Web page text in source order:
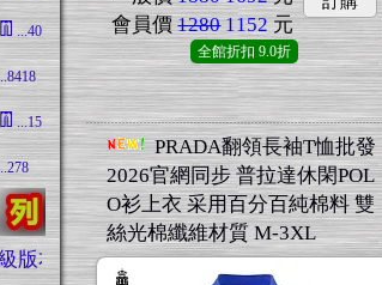
...4045
...1508
...278
版本區💗...1016
會員價 12801152元
全館折扣 9.0折
PRADA翻領長袖T恤批發
2026官網同步 普拉達休閑POL
O衫上衣 采用百分百純棉料 雙
絲光棉纖維材質 M-3XL